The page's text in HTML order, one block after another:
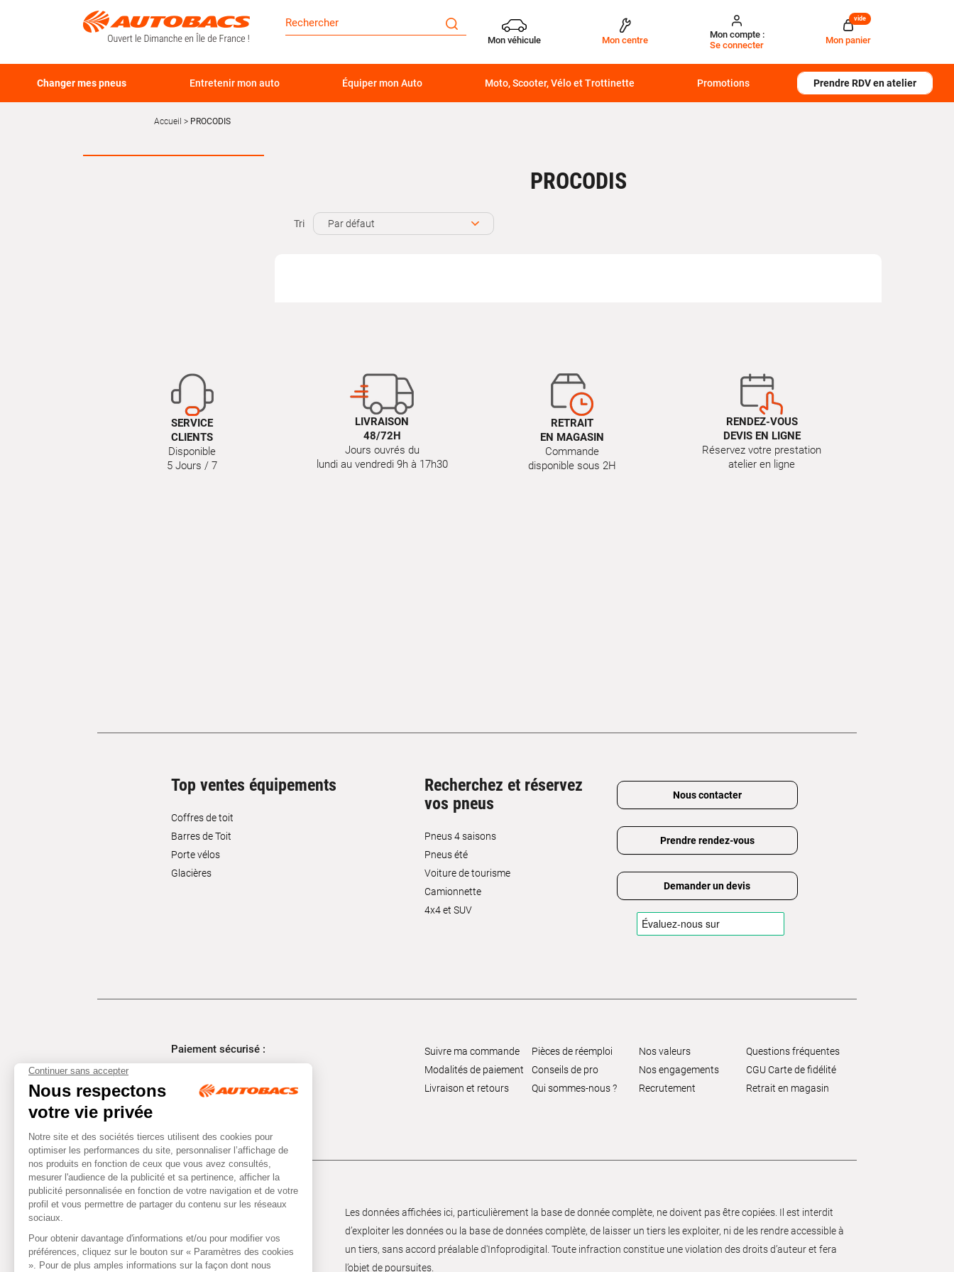
Mon véhicule Mon centre
Mon compte :
Se connecter
Mon panier
vide
Changer mes pneus Entretenir mon auto Équiper mon Auto Moto, Scooter, Vélo et Trottinette Promotions Prendre RDV en atelier
Accueil PROCODIS
PROCODIS
Tri Par défaut
SERVICE
CLIENTS
Disponible
5 Jours / 7
LIVRAISON
48/72H
Jours ouvrés du
lundi au vendredi 9h à 17h30
RETRAIT
EN MAGASIN
Commande
disponible sous 2H
RENDEZ-VOUS
DEVIS EN LIGNE
Réservez votre prestation
atelier en ligne
Top ventes équipements
Coffres de toit
Barres de Toit
Porte vélos
Glacières
Recherchez et réservez
vos pneus
Pneus 4 saisons
Pneus été
Voiture de tourisme
Camionnette
4x4 et SUV
Nous contacter
Prendre rendez-vous
Demander un devis
Paiement sécurisé :
Suivre ma commande
Modalités de paiement
Livraison et retours
Pièces de réemploi
Conseils de pro
Qui sommes-nous ?
Nos valeurs
Nos engagements
Recrutement
Questions fréquentes
CGU Carte de fidélité
Retrait en magasin
Les données affichées ici, particulièrement la base de donnée complète, ne doivent pas être copiées. Il est interdit
d’exploiter les données ou la base de données complète, de laisser un tiers les exploiter, ni de les rendre accessible à
un tiers, sans accord préalable d'Infoprodigital. Toute infraction constitue une violation des droits d’auteur et fera
l’objet de poursuites.